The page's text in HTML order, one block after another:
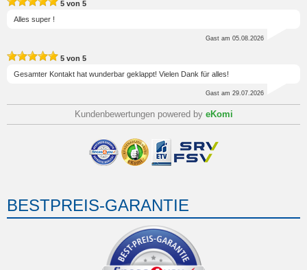
5 von 5
Alles super !
Gast am 05.08.2026
5 von 5
Gesamter Kontakt hat wunderbar geklappt! Vielen Dank für alles!
Gast am 29.07.2026
Kundenbewertungen powered by eKomi
BESTPREIS-GARANTIE